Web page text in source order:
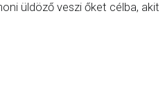
üldöző veszi őket célba, akit